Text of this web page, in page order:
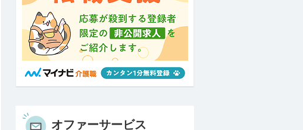
オファーサービス